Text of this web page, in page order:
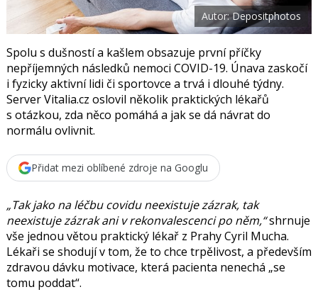
o
o
k
X
Autor: Depositphotos
Spolu s dušností a kašlem obsazuje první příčky
nepříjemných následků nemoci COVID-19. Únava zaskočí
i fyzicky aktivní lidi či sportovce a trvá i dlouhé týdny.
Server Vitalia.cz oslovil několik praktických lékařů
s otázkou, zda něco pomáhá a jak se dá návrat do
normálu ovlivnit.
Přidat mezi oblíbené zdroje na Googlu
„Tak jako na léčbu covidu neexistuje zázrak, tak
neexistuje zázrak ani v rekonvalescenci po něm,“shrnuje
vše jednou větou praktický lékař z PrahyCyril Mucha.
Lékaři se shodují v tom, že to chce trpělivost, a především
zdravou dávku motivace, která pacienta nenechá „se
tomu poddat“.